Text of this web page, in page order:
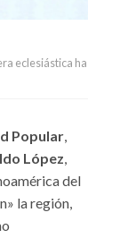
eclesiástica ha
Popular,
López,
del
la región,